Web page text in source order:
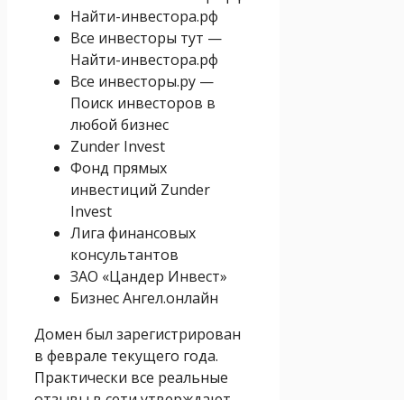
Найти-инвестора.рф
Все инвесторы тут —
Найти-инвестора.рф
Все инвесторы.ру —
Поиск инвесторов в
любой бизнес
Zunder Invest
Фонд прямых
инвестиций Zunder
Invest
Лига финансовых
консультантов
ЗАО «Цандер Инвест»
Бизнес Ангел.онлайн
Домен был зарегистрирован
в феврале текущего года.
Практически все реальные